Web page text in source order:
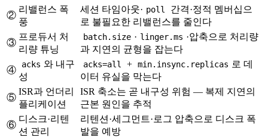
②
리밸런스 폭
풍
세션 타임아웃· poll
간격·정적 멤버십으
로 불필요한 리밸런스를 줄인다
③
프로듀서 처
리량 튜닝
batch.size · linger.ms ·압축으로 처리량
과 지연의 균형을 잡는다
④
acks 와 내구
성
acks=all + min.insync.replicas 로 데
이터 유실을 막는다
⑤
ISR과 언더리
플리케이션
ISR 축소는 곧 내구성 위험 — 복제 지연의
근본 원인을 추적
⑥
디스크·리텐
션 관리
리텐션·세그먼트·로그 압축으로 디스크 폭
발을 예방